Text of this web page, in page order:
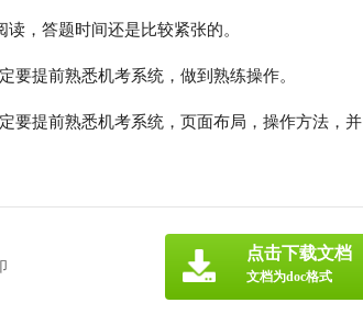
，答题时间还是比较紧张的。
要提前熟悉机考系统，做到熟练操作。
要提前熟悉机考系统，页面布局，操作方法，并
点击下载文档
文档为doc格式